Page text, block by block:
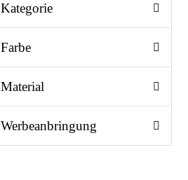
Kategorie
Farbe
Material
Werbeanbringung